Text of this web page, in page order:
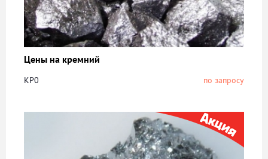
Цены на кремний
КР0 по запросу